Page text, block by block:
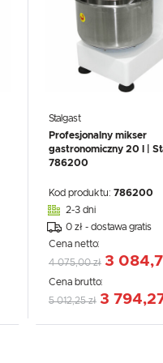
Stalgast
Profesjonalny mikser
gastronomiczny 20 l |
786200
Kod produktu: 786200
2-3 dni
0 zł - dostawa gratis
Cena netto:
4 075,00 zł 3
Cena brutto:
5 012,25 zł 3